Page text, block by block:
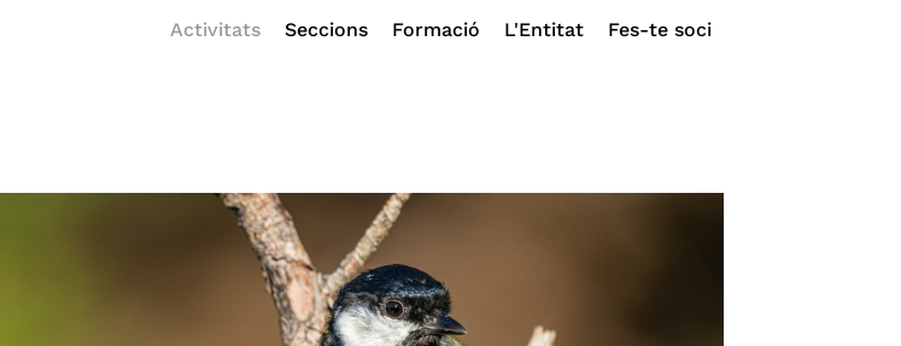
Activitats Seccions Formació L'Entitat Fes-te soci